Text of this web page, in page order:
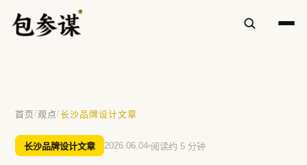
VI设计 空间设计 标志设计 包装设计
首页/观点/长沙品牌设计文章
长沙品牌设计文章 2026.06.04 阅读约 5 分钟